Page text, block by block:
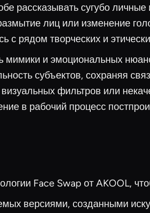
рассказывать сугубо
лиц или изменение
с рядом творческих и
мимики и эмоциональных
субъектов, сохраняя
фильтров или
в рабочий процесс
Face Swap от AKOOL,
версиями, созданными